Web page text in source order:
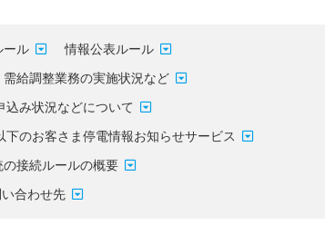
ール
情報公表ルール
需給調整業務の実施状況など
込み状況などについて
下のお客さま停電情報お知らせサービス
の接続ルールの概要
合わせ先